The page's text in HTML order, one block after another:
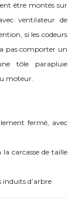
être montés sur
ventilateur de
si les codeurs
pas comporter un
tôle parapluie
moteur.
fermé, avec
carcasse de taille
d’arbre